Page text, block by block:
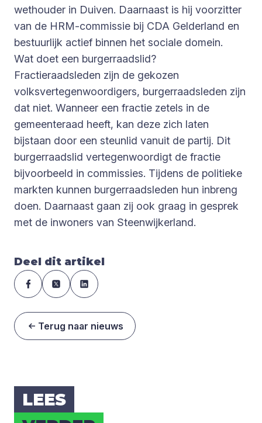
wethouder in Duiven. Daarnaast is hij voorzitter
van de HRM-commissie bij CDA Gelderland en
bestuurlijk actief binnen het sociale domein.
Wat doet een burgerraadslid?
Fractieraadsleden zijn de gekozen
volksvertegenwoordigers, burgerraadsleden zijn
dat niet. Wanneer een fractie zetels in de
gemeenteraad heeft, kan deze zich laten
bijstaan door een steunlid vanuit de partij. Dit
burgerraadslid vertegenwoordigt de fractie
bijvoorbeeld in commissies. Tijdens de politieke
markten kunnen burgerraadsleden hun inbreng
doen. Daarnaast gaan zij ook graag in gesprek
met de inwoners van Steenwijkerland.
Deel dit artikel
Terug naar nieuws
LEES